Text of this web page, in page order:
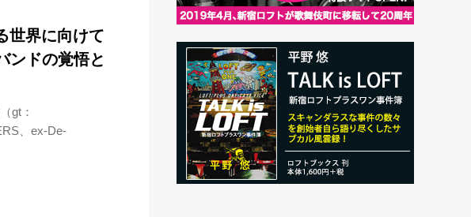
世界に向けて
ンドの覚悟と
gt：
、ex-De-